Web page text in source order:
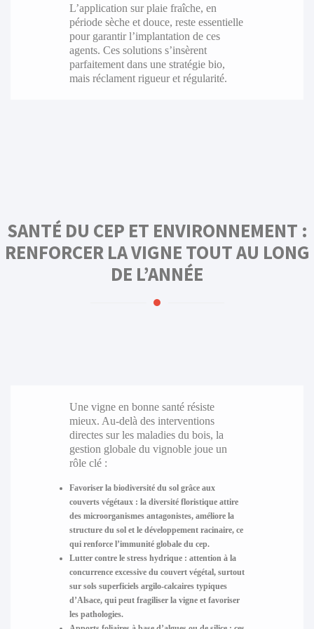
L’application sur plaie fraîche, en
période sèche et douce, reste essentielle
pour garantir l’implantation de ces
agents. Ces solutions s’insèrent
parfaitement dans une stratégie bio,
mais réclament rigueur et régularité.
SANTÉ DU CEP ET ENVIRONNEMENT :
RENFORCER LA VIGNE TOUT AU LONG
DE L’ANNÉE
Une vigne en bonne santé résiste
mieux. Au-delà des interventions
directes sur les maladies du bois, la
gestion globale du vignoble joue un
rôle clé :
Favoriser la biodiversité du solgrâce aux
couverts végétaux : la diversité floristique attire
des microorganismes antagonistes, améliore la
structure du sol et le développement racinaire, ce
qui renforce l’immunité globale du cep.
Lutter contre le stress hydrique: attention à la
concurrence excessive du couvert végétal, surtout
sur sols superficiels argilo-calcaires typiques
d’Alsace, qui peut fragiliser la vigne et favoriser
les pathologies.